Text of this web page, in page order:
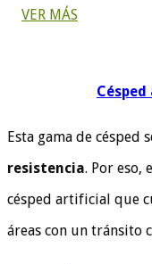
VER MÁS
Esta gama de césped
resistencia. Por eso,
césped artificial que
áreas con un tránsito